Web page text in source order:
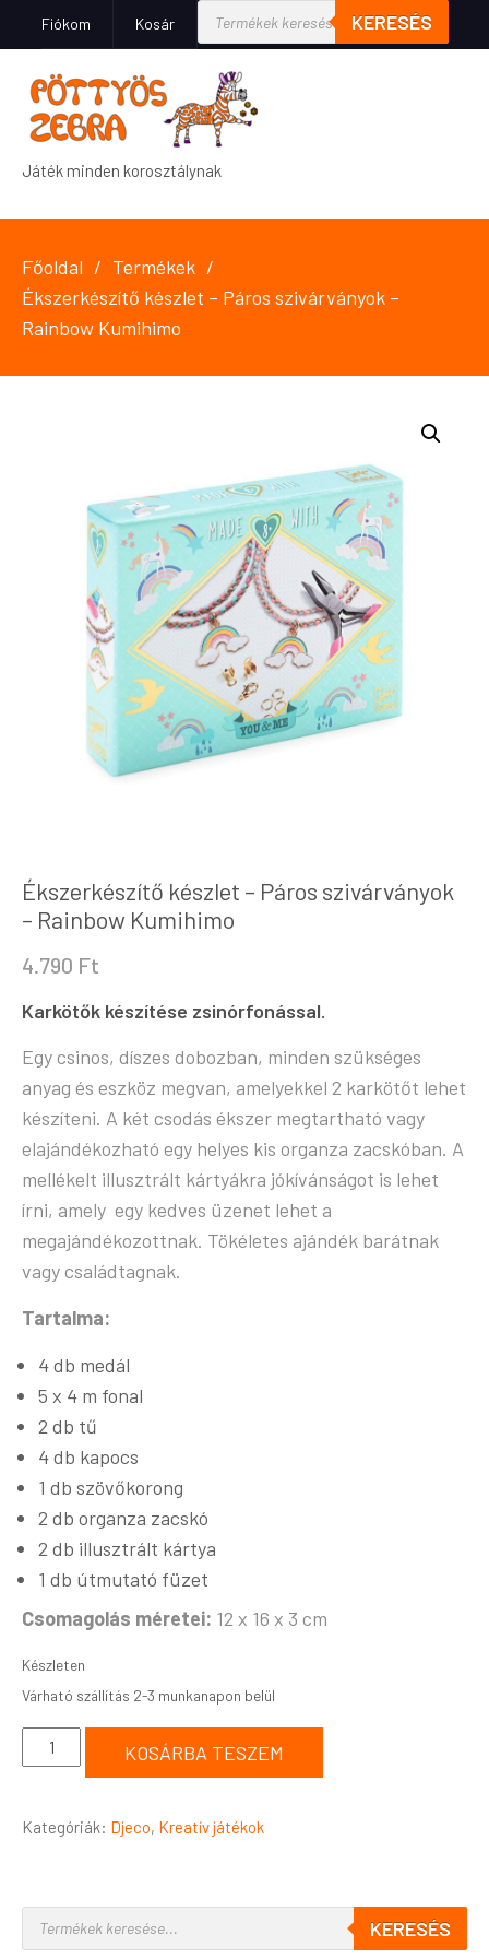
Fiókom Kosár KERESÉS
Játék minden korosztálynak
Főoldal
Termékek
Ékszerkészítő készlet – Páros szivárványok –
Rainbow Kumihimo
Ékszerkészítő készlet – Páros szivárványok
– Rainbow Kumihimo
4.790 Ft
Karkötők készítése zsinórfonással.
Egy csinos, díszes dobozban, minden szükséges
anyag és eszköz megvan, amelyekkel 2 karkötőt lehet
készíteni. A két csodás ékszer megtartható vagy
elajándékozható egy helyes kis organza zacskóban. A
mellékelt illusztrált kártyákra jókívánságot is lehet
írni, amely egy kedves üzenet lehet a
megajándékozottnak. Tökéletes ajándék barátnak
vagy családtagnak.
Tartalma:
4 db medál
5 x 4 m fonal
2 db tű
4 db kapocs
1 db szövőkorong
2 db organza zacskó
2 db illusztrált kártya
1 db útmutató füzet
Csomagolás méretei: 12 x 16 x 3 cm
Készleten
KOSÁRBA TESZEM
Kategóriák: Djeco, Kreatív játékok
KERESÉS